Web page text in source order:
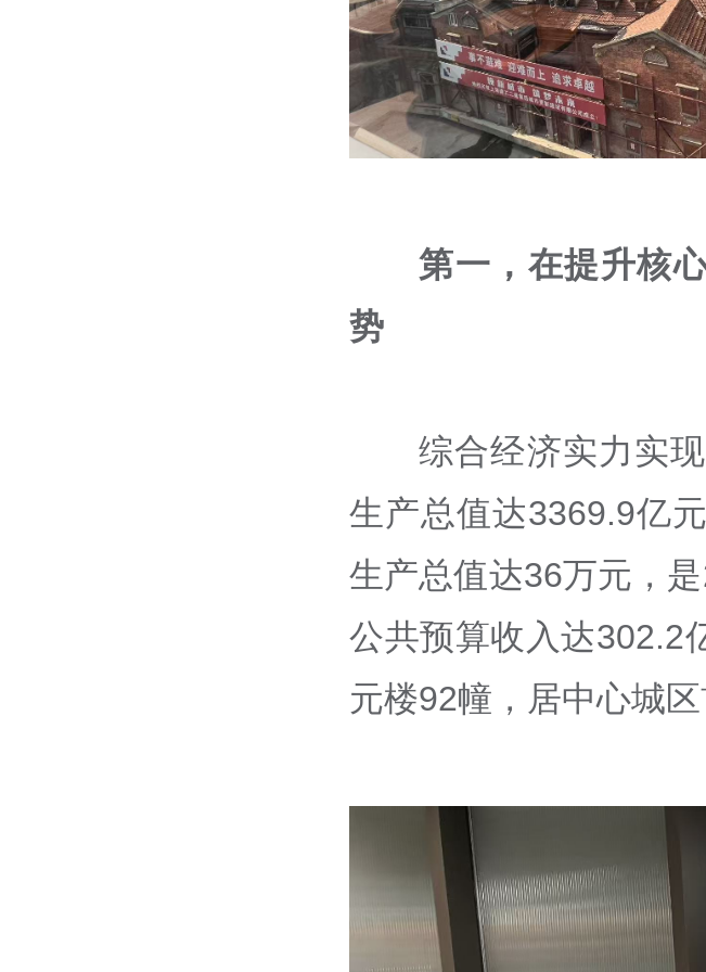
第一，在提升核
势
综合经济实力实
生产总值达3369.9亿
生产总值达36万元，
公共预算收入达302.2
元楼92幢，居中心城